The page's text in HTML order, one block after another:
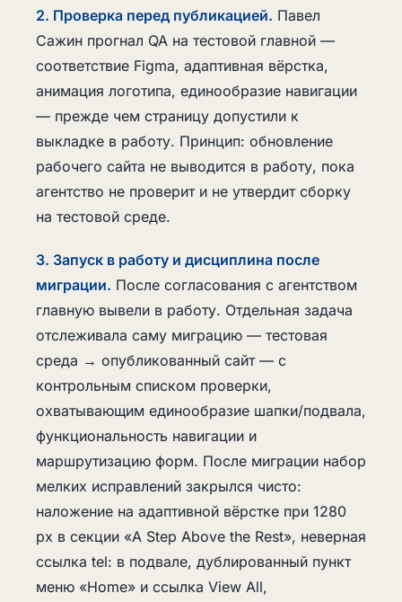
2. Проверка перед публикацией. Павел
Сажин прогнал QA на тестовой главной —
соответствие Figma, адаптивная вёрстка,
анимация логотипа, единообразие навигации
— прежде чем страницу допустили к
выкладке в работу. Принцип: обновление
рабочего сайта не выводится в работу, пока
агентство не проверит и не утвердит сборку
на тестовой среде.
3. Запуск в работу и дисциплина после
миграции. После согласования с агентством
главную вывели в работу. Отдельная задача
отслеживала саму миграцию — тестовая
среда → опубликованный сайт — с
контрольным списком проверки,
охватывающим единообразие шапки/подвала,
функциональность навигации и
маршрутизацию форм. После миграции набор
мелких исправлений закрылся чисто:
наложение на адаптивной вёрстке при 1280
px в секции «A Step Above the Rest», неверная
ссылка tel: в подвале, дублированный пункт
меню «Home» и ссылка View All,